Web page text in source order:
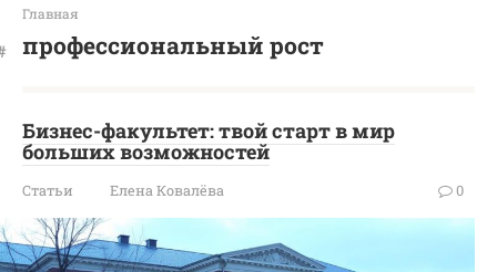
Главная
профессиональный рост
Бизнес-факультет: твой старт в мир
больших возможностей
Статьи Елена Ковалёва 0